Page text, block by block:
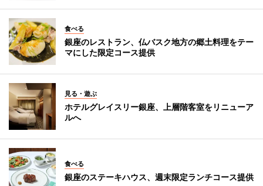
食べる
銀座のレストラン、仏バスク地方の郷土料理をテー
マにした限定コース提供
見る・遊ぶ
ホテルグレイスリー銀座、上層階客室をリニューア
ルへ
食べる
銀座のステーキハウス、週末限定ランチコース提供